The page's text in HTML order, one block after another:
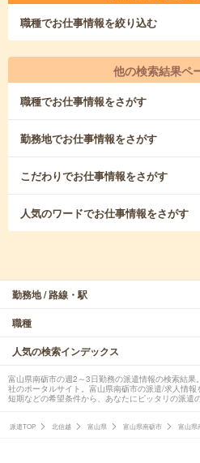
職種でお仕事情報を絞り込む
他の検索結果ペ
職種でお仕事情報をさがす
勤務地でお仕事情報をさがす
こだわりでお仕事情報をさがす
人気のワードでお仕事情報をさがす
勤務地 / 路線・駅
職種
人気の検索インデックス
富山県南砺市の週2～3日勤務の派遣情報の検索結
社のポータルサイト。富山県南砺市の派遣/求人情
短期などの希望条件から、あなたにピッタリの派遣
派遣TOP 北信越 富山県 富山県南砺市 富山県